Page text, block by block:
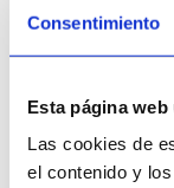
Consentimiento
Esta página
Las cookies de
el contenido y
por la Diputación
dieron cita
toda España.